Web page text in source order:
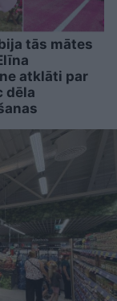
tās mātes
atklāti par
dēla